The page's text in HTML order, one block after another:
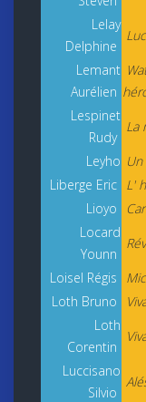
Lelay
Delphine
Lemant
Aurélien
Lespinet
Rudy
La
Leyho
Liberge Eric L'
Lioyo
Locard
Younn
Loisel Régis
Loth Bruno
Loth
Corentin
Luccisano
Silvio